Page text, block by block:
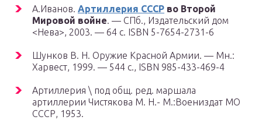
А.Иванов. Артиллерия СССР во Второй
Мировой войне. — СПб., Издательский дом
<Нева>, 2003. — 64 с. ISBN 5-7654-2731-6
Шунков В. Н. Оружие Красной Армии. — Мн.:
Харвест, 1999. — 544 с., ISBN 985-433-469-4
Артиллерия \ под общ. ред. маршала
артиллерии Чистякова М. Н.- М.:Воениздат МО
СССР, 1953.